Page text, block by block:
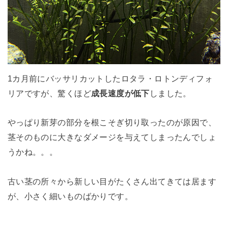
1カ月前にバッサリカットしたロタラ・ロトンディフォ
リアですが、驚くほど成長速度が低下 しました。
やっぱり新芽の部分を根こそぎ切り取ったのが原因で、
茎そのものに大きなダメージを与えてしまったんでしょ
うかね。。。
古い茎の所々から新しい目がたくさん出てきては居ます
が、小さく細いものばかりです。